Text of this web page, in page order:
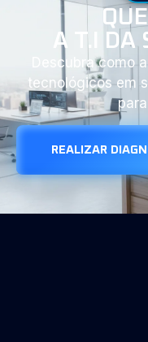
A T.I DA
Descubra como
tecnológicos em
REALIZAR